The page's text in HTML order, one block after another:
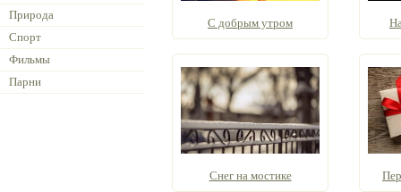
Природа
Спорт
Фильмы
Парни
С добрым утром
Снег на мостике